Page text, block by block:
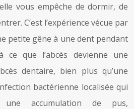
vous empêche de dormir, de
C’est l’expérience vécue par
petite gêne à une dent pendant
ce que l’abcès devienne une
dentaire, bien plus qu’une
bactérienne localisée qui
accumulation de pus,